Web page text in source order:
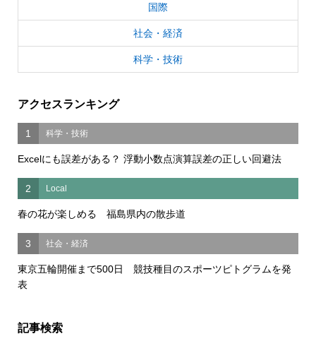
国際
社会・経済
科学・技術
アクセスランキング
1 科学・技術
Excelにも誤差がある？ 浮動小数点演算誤差の正しい回避法
2 Local
春の花が楽しめる 福島県内の散歩道
3 社会・経済
東京五輪開催まで500日 競技種目のスポーツピトグラムを発
表
記事検索